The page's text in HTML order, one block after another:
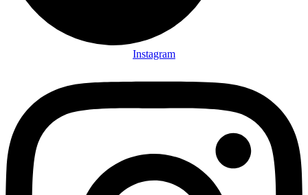
Instagram